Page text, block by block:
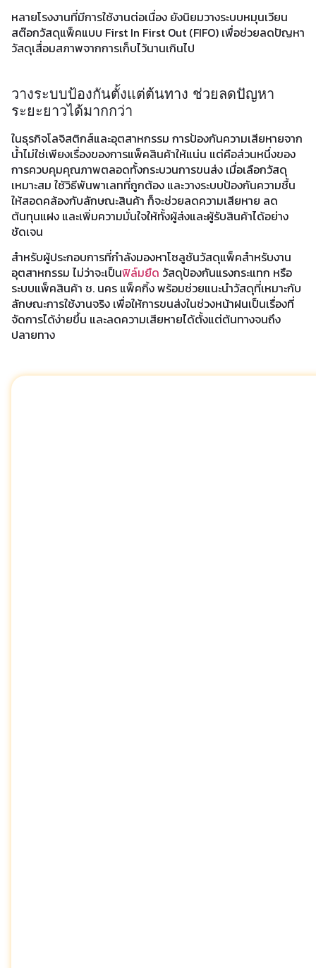
หลายโรงงานที่มีการใช้งานต่อเนื่อง ยังนิยมวางระบบหมุนเวียน
สต๊อกวัสดุแพ็คแบบ First In First Out (FIFO) เพื่อช่วยลดปัญหา
วัสดุเสื่อมสภาพจากการเก็บไว้นานเกินไป
วางระบบป้องกันตั้งแต่ต้นทาง ช่วยลดปัญหา
ระยะยาวได้มากกว่า
ในธุรกิจโลจิสติกส์และอุตสาหกรรม การป้องกันความเสียหายจาก
น้ำไม่ใช่เพียงเรื่องของการแพ็คสินค้าให้แน่น แต่คือส่วนหนึ่งของ
การควบคุมคุณภาพตลอดทั้งกระบวนการขนส่ง เมื่อเลือกวัสดุ
เหมาะสม ใช้วิธีพันพาเลทที่ถูกต้อง และวางระบบป้องกันความชื้น
ให้สอดคล้องกับลักษณะสินค้า ก็จะช่วยลดความเสียหาย ลด
ต้นทุนแฝง และเพิ่มความมั่นใจให้ทั้งผู้ส่งและผู้รับสินค้าได้อย่าง
ชัดเจน
สำหรับผู้ประกอบการที่กำลังมองหาโซลูชันวัสดุแพ็คสำหรับงาน
อุตสาหกรรม ไม่ว่าจะเป็นฟิล์มยืด วัสดุป้องกันแรงกระแทก หรือ
ระบบแพ็คสินค้า ช. นคร แพ็คกิ้ง พร้อมช่วยแนะนำวัสดุที่เหมาะกับ
ลักษณะการใช้งานจริง เพื่อให้การขนส่งในช่วงหน้าฝนเป็นเรื่องที่
จัดการได้ง่ายขึ้น และลดความเสียหายได้ตั้งแต่ต้นทางจนถึง
ปลายทาง